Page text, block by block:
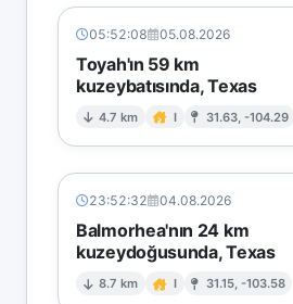
05:52:08 05.08.2026
Toyah'ın 59 km
kuzeybatısında, Texas
4.7 km I 31.63, -104.29
23:52:32 04.08.2026
Balmorhea'nın 24 km
kuzeydoğusunda, Texas
8.7 km I 31.15, -103.58